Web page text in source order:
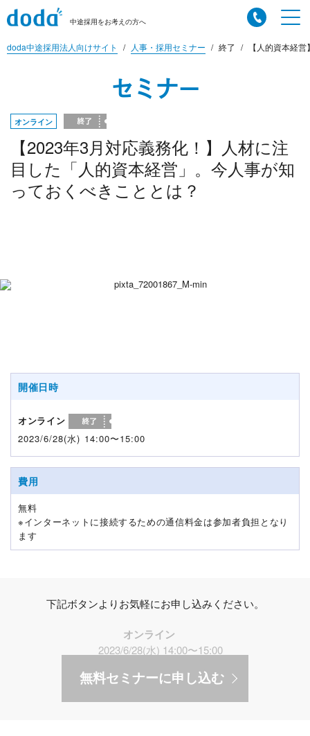
中途採用をお考えの方へ
doda中途採用法人向けサイト 人事・採用セミナー 終了 【人的資本経
セミナー
オンライン
【2023年3月対応義務化！】人材に注
目した「人的資本経営」。今人事が知
っておくべきこととは？
開催日時
オンライン
2023/6/28(水) 14:00〜15:00
費用
無料
※インターネットに接続するための通信料金は参加者負担となり
ます
下記ボタンよりお気軽にお申し込みください。
オンライン
2023/6/28(水) 14:00〜15:00
無料セミナーに申し込む